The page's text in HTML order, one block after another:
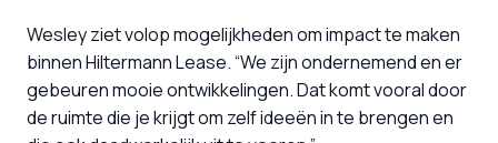
Wesley ziet volop mogelijkheden om impact te maken
binnen Hiltermann Lease. “We zijn ondernemend en er
gebeuren mooie ontwikkelingen. Dat komt vooral door
de ruimte die je krijgt om zelf ideeën in te brengen en